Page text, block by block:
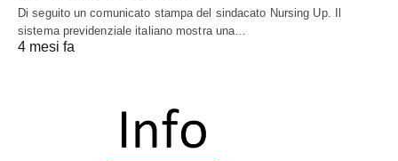
Di seguito un comunicato stampa del sindacato Nursing Up. Il
sistema previdenziale italiano mostra una…
4 mesi fa